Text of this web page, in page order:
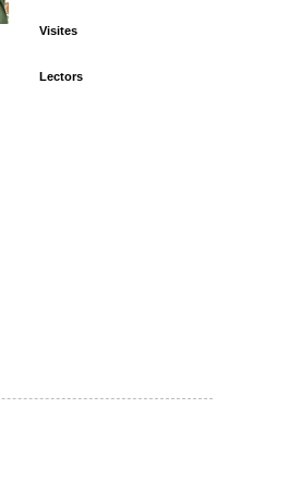
Visites
Lectors